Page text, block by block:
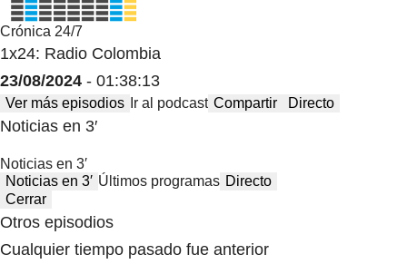
Crónica 24/7
1x24: Radio Colombia
23/08/2024 - 01:38:13
Ver más episodios Ir al podcast Compartir Directo
Noticias en 3′
Noticias en 3′
Noticias en 3′ Últimos programas Directo
Cerrar
Otros episodios
Cualquier tiempo pasado fue anterior